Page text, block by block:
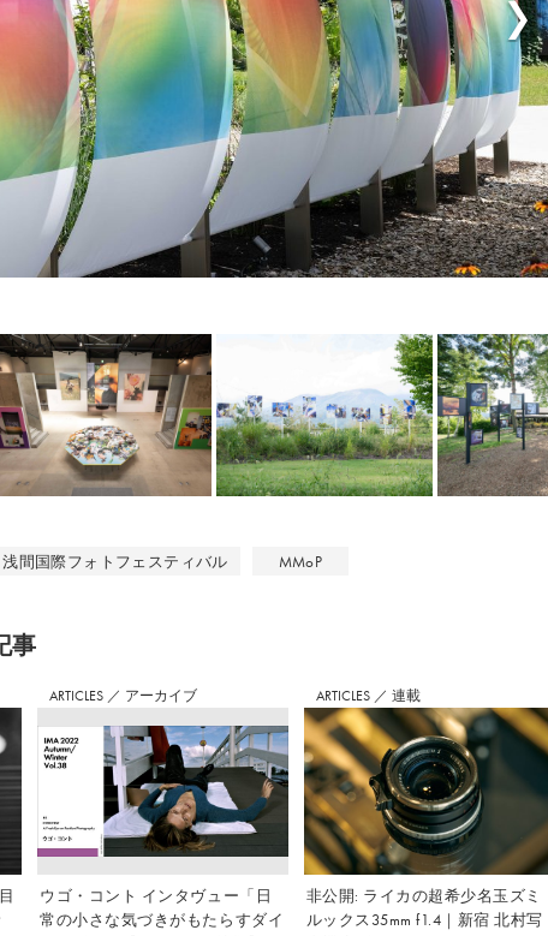
浅間国際フォトフェスティバル MMoP
事
ARTICLES ／ アーカイブ
ウゴ・コント インタヴュー「日
常の小さな気づきがもたらすダイ
ARTICLES ／ 連載
非公開: ライカの超希少名玉ズミ
ルックス35mm f1.4｜新宿 北村写